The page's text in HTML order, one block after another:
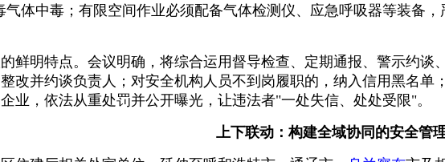
体中毒；有限空间作业必须配备气体检测仪、应急呼吸器等装备
鲜明特点。会议明确，将综合运用督导检查、定期通报、警示约
改并约谈负责人；对安全机构人员不到岗履职的，纳入信用黑名
业，依法从重处罚并公开曝光，让违法者"一处失信、处处受限"。
上下联动：构建全域协同的安全管